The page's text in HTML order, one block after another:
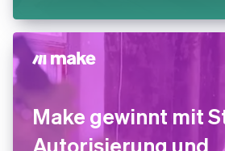
Zahlungserfahrung
anzubieten
Make gewinnt mit
Autorisierung und